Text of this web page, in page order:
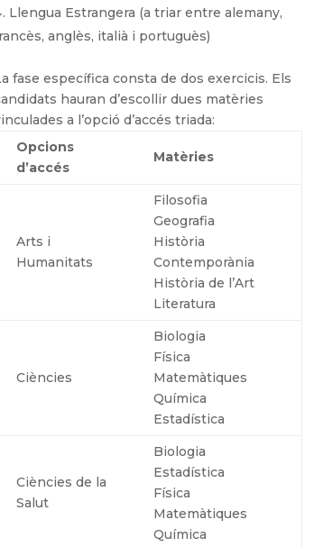
Llengua Estrangera (a triar entre alemany,
anglès, italià i portuguès)
fase específica consta de dos exercicis. Els
hauran d’escollir dues matèries
a l’opció d’accés triada:
Opcions
d’accés
Matèries
Arts i
Humanitats
Filosofia
Geografia
Història
Contemporània
Història de l’Art
Literatura
Ciències
Biologia
Física
Matemàtiques
Química
Estadística
Ciències de la
Salut
Biologia
Estadística
Física
Matemàtiques
Química